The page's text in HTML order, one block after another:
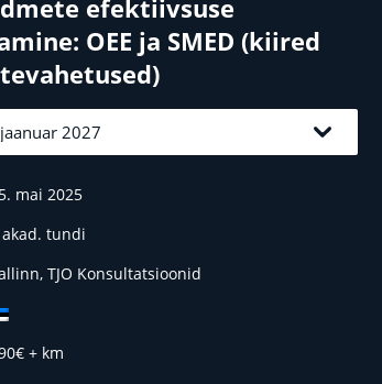
efektiivsuse
OEE ja SMED (kiired
mai 2025
tundi
TJO Konsultatsioonid
+ km